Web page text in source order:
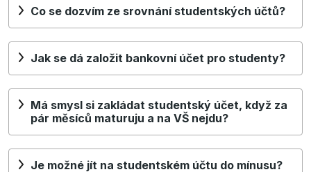
Co se dozvím ze srovnání studentských účtů?
Jak se dá založit bankovní účet pro studenty?
Má smysl si zakládat studentský účet, když za
pár měsíců maturuju a na VŠ nejdu?
Je možné jít na studentském účtu do mínusu?